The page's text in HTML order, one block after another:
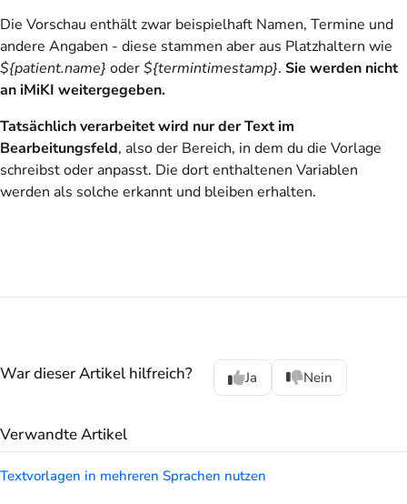
Die Vorschau enthält zwar beispielhaft Namen, Termine und
andere Angaben - diese stammen aber aus Platzhaltern wie
${patient.name} oder${termintimestamp}. Sie werden nicht
an iMiKI weitergegeben.
Tatsächlich verarbeitet wird nur der Text im
Bearbeitungsfeld, also der Bereich, in dem du die Vorlage
schreibst oder anpasst. Die dort enthaltenen Variablen
werden als solche erkannt und bleiben erhalten.
War dieser Artikel hilfreich? Ja Nein
Verwandte Artikel
Textvorlagen in mehreren Sprachen nutzen